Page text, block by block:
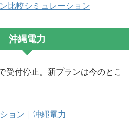
比較シミュレーション
沖縄電力
受付停止。新プランは今のとこ
ョン｜沖縄電力